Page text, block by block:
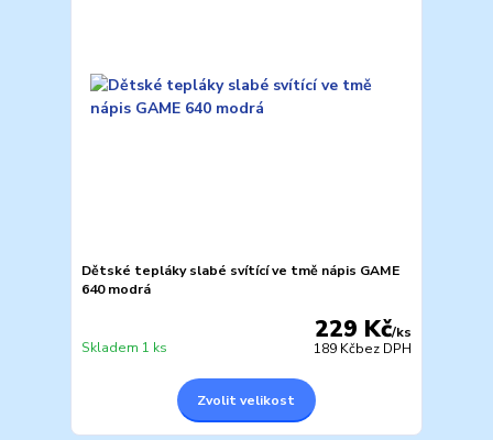
Dětské tepláky slabé svítící ve tmě nápis GAME
640 modrá
229 Kč/ks
189 Kčbez DPH
Skladem 1 ks
Zvolit velikost